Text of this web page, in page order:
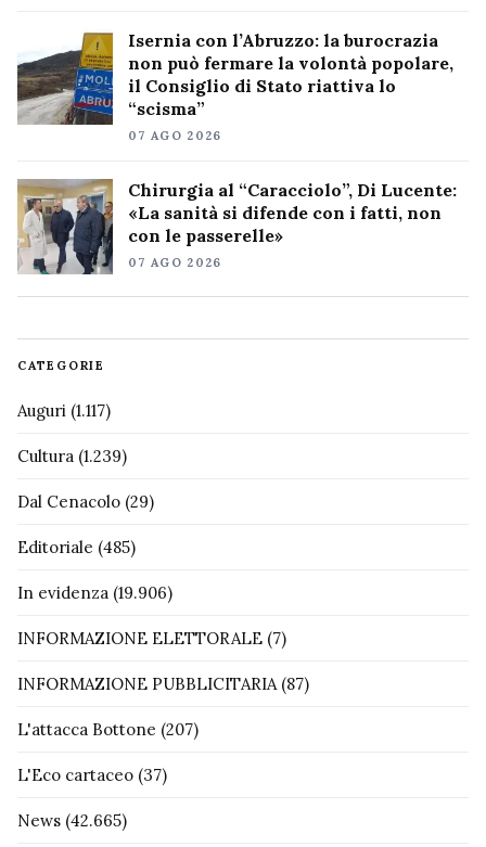
Isernia con l’Abruzzo: la burocrazia
non può fermare la volontà popolare,
il Consiglio di Stato riattiva lo
“scisma”
07 AGO 2026
Chirurgia al “Caracciolo”, Di Lucente:
«La sanità si difende con i fatti, non
con le passerelle»
07 AGO 2026
CATEGORIE
Auguri (1.117)
Cultura (1.239)
Dal Cenacolo (29)
Editoriale (485)
In evidenza (19.906)
INFORMAZIONE ELETTORALE (7)
INFORMAZIONE PUBBLICITARIA(87)
L'attacca Bottone (207)
L'Eco cartaceo (37)
News (42.665)